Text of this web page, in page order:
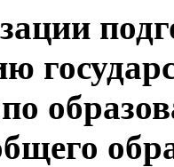
по